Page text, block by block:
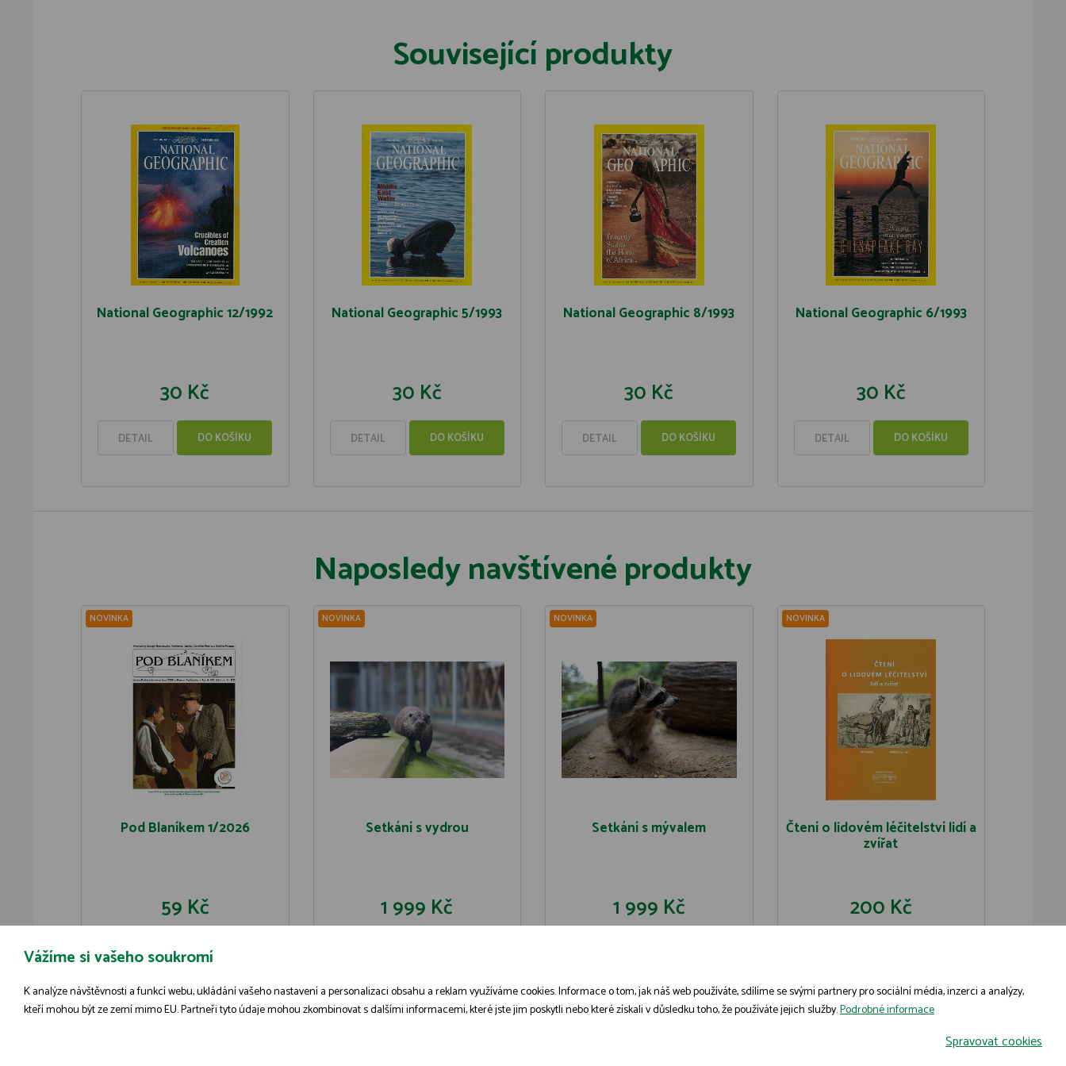
Související produkty
National Geographic 12/1992
30 Kč
DETAIL DO KOŠÍKU
National Geographic 5/1993
30 Kč
DETAIL DO KOŠÍKU
National Geographic 8/1993
30 Kč
DETAIL DO KOŠÍKU
National Geographic 6/1993
30 Kč
DETAIL DO KOŠÍKU
Naposledy navštívené produkty
NOVINKA
Pod Blaníkem 1/2026
59 Kč
DETAIL DO KOŠÍKU
NOVINKA
Setkání s vydrou
1 999 Kč
NOVINKA
Setkání s mývalem
1 999 Kč
NOVINKA
Čtení o lidovém léčitelství lidí a
zvířat
200 Kč
Vážíme si vašeho soukromí
K analýze návštěvnosti a funkcí webu, ukládání vašeho nastavení a personalizaci obsahu a reklam využíváme cookies. Informace o tom, jak náš web používáte, sdílíme se svými partnery pro sociální média, inzerci a analýzy,
kteří mohou být ze zemí mimo EU. Partneři tyto údaje mohou zkombinovat s dalšími informacemi, které jste jim poskytli nebo které získali v důsledku toho, že používáte jejich služby.Podrobné informace
Spravovat cookies